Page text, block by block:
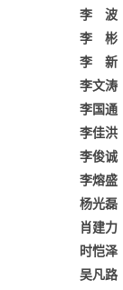
李 波
李 彬
李 新
李文涛
李国通
李佳洪
李俊诚
李熔盛
杨光磊
肖建力
时恺泽
吴凡路